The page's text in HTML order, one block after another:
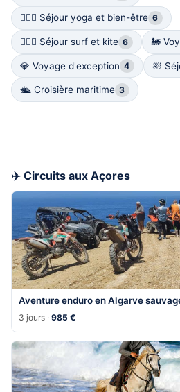
🧘🏽‍♀️ Séjour yoga et bien-être 6
🏄🏻‍♀️ Séjour surf et kite 6 🚂
💎 Voyage d'exception 4 🛀
🛳️ Croisière maritime 3
✈️ Circuits aux Açores
Aventure enduro en Algarve
3 jours ·985 €